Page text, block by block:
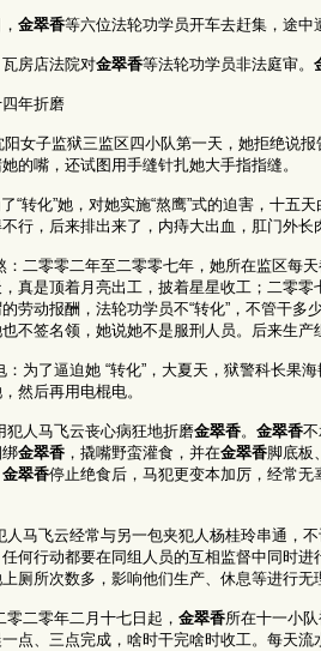
金翠香等六位法轮功学员开车去赶集，途中
房店法院对金翠香等法轮功学员非法庭审。
年折磨
阳女子监狱三监区四小队第一天，她拒绝说
的嘴，还试图用手缝针扎她大手指指缝。
化”她，对她实施“熬鹰”式的迫害，十五
行，后来排出来了，内痔大出血，肛门外长
零零二年至二零零七年，她所在监区每天
真是顶着月亮出工，披着星星收工；二零
劳动报酬，法轮功学员不“转化”，不管干多
不签名领，她说她不是服刑人员。后来生产
了逼迫她 “转化”，大夏天，狱警科长果海
然后再用电棍电。
人马飞云丧心病狂地折磨金翠香。 金翠香
金翠香 ，撬嘴野蛮灌食，并在金翠香脚底板
金翠香停止绝食后，马犯更变本加厉，经常无
飞云经常与另一包夹犯人杨桂玲串通，不
何行动都要在同组人员的互相监督中同时
厕所次数多，影响他们生产、休息等进行无
零年二月十七日起， 金翠香所在十一小
点、三点完成，啥时干完啥时收工。每天